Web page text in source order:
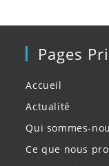
Pages
Accueil
Actualité
Qui sommes-
Ce que nous